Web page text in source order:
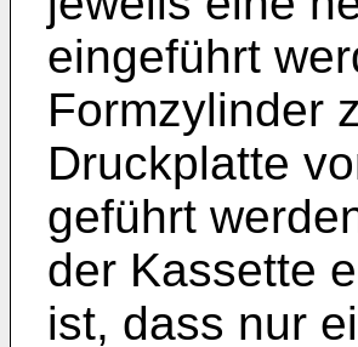
eingeführt
Formzylinder
Druckplatte
geführt
der Kassette
ist, dass nur